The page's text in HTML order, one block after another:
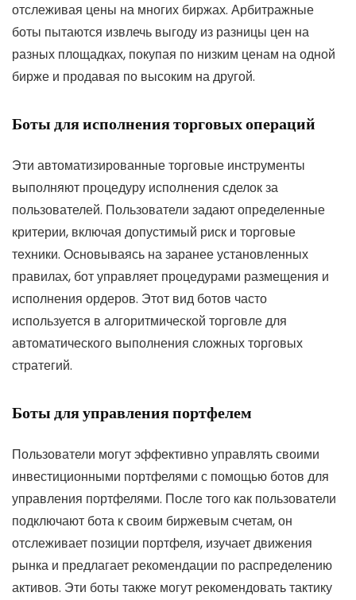
отслеживая цены на многих биржах. Арбитражные
боты пытаются извлечь выгоду из разницы цен на
разных площадках, покупая по низким ценам на одной
бирже и продавая по высоким на другой.
Боты для исполнения торговых операций
Эти автоматизированные торговые инструменты
выполняют процедуру исполнения сделок за
пользователей. Пользователи задают определенные
критерии, включая допустимый риск и торговые
техники. Основываясь на заранее установленных
правилах, бот управляет процедурами размещения и
исполнения ордеров. Этот вид ботов часто
используется в алгоритмической торговле для
автоматического выполнения сложных торговых
стратегий.
Боты для управления портфелем
Пользователи могут эффективно управлять своими
инвестиционными портфелями с помощью ботов для
управления портфелями. После того как пользователи
подключают бота к своим биржевым счетам, он
отслеживает позиции портфеля, изучает движения
рынка и предлагает рекомендации по распределению
активов. Эти боты также могут рекомендовать тактику